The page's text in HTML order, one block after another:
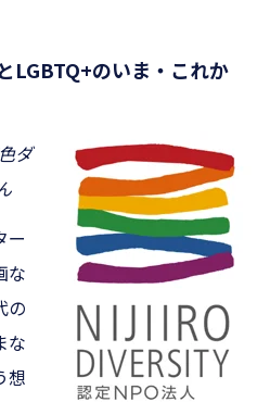
LGBTQ+のいま・これか
ダ
ー
な
の
な
想